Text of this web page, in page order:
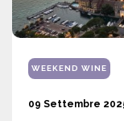
WEEKEND WINE
09 Settembre